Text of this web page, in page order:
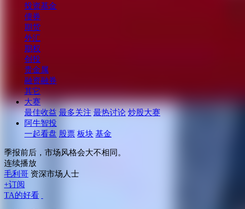
投资基金
债券
期货
外汇
期权
创投
贵金属
融资融券
其它
大赛
最佳收益 最多关注 最热讨论 炒股大赛
阿牛智投
一起看盘 股票 板块 基金
季报前后，市场风格会大不相同。
连续播放
毛利哥 资深市场人士
+订阅
TA的好看